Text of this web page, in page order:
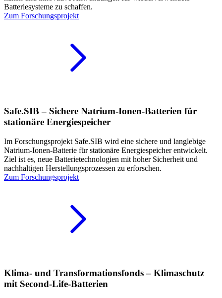
Batteriesysteme zu schaffen.
Zum Forschungsprojekt
Safe.SIB – Sichere Natrium-Ionen-Batterien für
stationäre Energiespeicher
Im Forschungsprojekt Safe.SIB wird eine sichere und langlebige
Natrium-Ionen-Batterie für stationäre Energiespeicher entwickelt.
Ziel ist es, neue Batterietechnologien mit hoher Sicherheit und
nachhaltigen Herstellungsprozessen zu erforschen.
Zum Forschungsprojekt
Klima- und Transformationsfonds – Klimaschutz
mit Second-Life-Batterien